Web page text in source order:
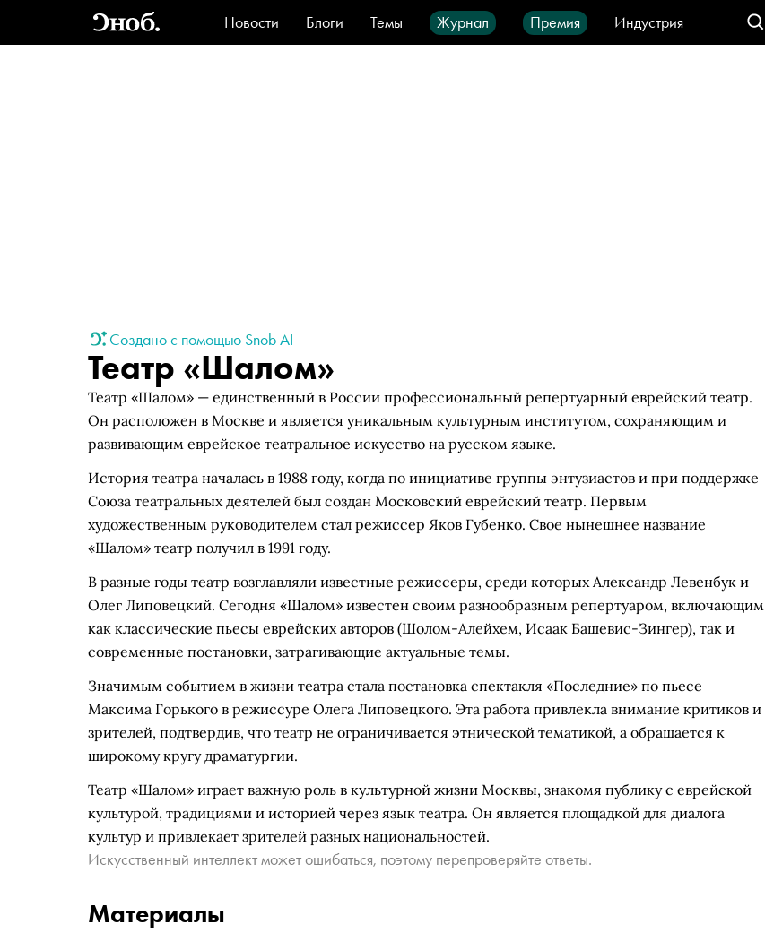
Новости Блоги Темы Журнал Премия
Индустрия
Стиль
Видео Город IT-продукты
Создано с помощью Snob AI
Театр «Шалом»
Театр «Шалом» — единственный в России профессиональный репертуарный еврейский театр.
Он расположен в Москве и является уникальным культурным институтом, сохраняющим и
развивающим еврейское театральное искусство на русском языке.
История театра началась в 1988 году, когда по инициативе группы энтузиастов и при поддержке
Союза театральных деятелей был создан Московский еврейский театр. Первым
художественным руководителем стал режиссер Яков Губенко. Свое нынешнее название
«Шалом» театр получил в 1991 году.
В разные годы театр возглавляли известные режиссеры, среди которых Александр Левенбук и
Олег Липовецкий. Сегодня «Шалом» известен своим разнообразным репертуаром, включающим
как классические пьесы еврейских авторов (Шолом-Алейхем, Исаак Башевис-Зингер), так и
современные постановки, затрагивающие актуальные темы.
Значимым событием в жизни театра стала постановка спектакля «Последние» по пьесе
Максима Горького в режиссуре Олега Липовецкого. Эта работа привлекла внимание критиков и
зрителей, подтвердив, что театр не ограничивается этнической тематикой, а обращается к
широкому кругу драматургии.
Театр «Шалом» играет важную роль в культурной жизни Москвы, знакомя публику с еврейской
культурой, традициями и историей через язык театра. Он является площадкой для диалога
культур и привлекает зрителей разных национальностей.
Искусственный интеллект может ошибаться, поэтому перепроверяйте ответы.
Материалы